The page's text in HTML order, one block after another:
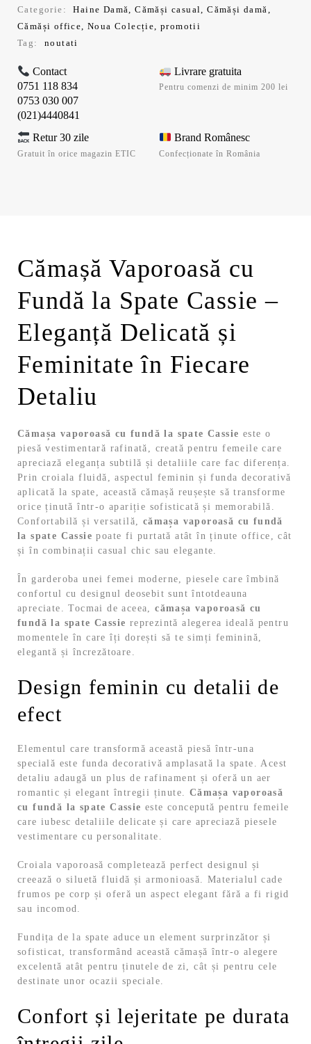
Categorie: Haine Damă,Cămăși casual,Cămăși damă,
Cămăși office,Noua Colecție,promotii
Tag:
noutati
Contact
0751 118 834
0753 030 007
(021)4440841
Livrare gratuita
Pentru comenzi de minim 200 lei
Retur 30 zile
Gratuit în orice magazin ETIC
Brand Românesc
Confecționate în România
Cămașă Vaporoasă cu
Fundă la Spate Cassie –
Eleganță Delicată și
Feminitate în Fiecare
Detaliu
Cămașa vaporoasă cu fundă la spate Cassie este o
piesă vestimentară rafinată, creată pentru femeile care
apreciază eleganța subtilă și detaliile care fac diferența.
Prin croiala fluidă, aspectul feminin și funda decorativă
aplicată la spate, această cămașă reușește să transforme
orice ținută într-o apariție sofisticată și memorabilă.
Confortabilă și versatilă, cămașa vaporoasă cu fundă
la spate Cassie poate fi purtată atât în ținute office, cât
și în combinații casual chic sau elegante.
În garderoba unei femei moderne, piesele care îmbină
confortul cu designul deosebit sunt întotdeauna
apreciate. Tocmai de aceea,cămașa vaporoasă cu
fundă la spate Cassie reprezintă alegerea ideală pentru
momentele în care îți dorești să te simți feminină,
elegantă și încrezătoare.
Design feminin cu detalii de
efect
Elementul care transformă această piesă într-una
specială este funda decorativă amplasată la spate. Acest
detaliu adaugă un plus de rafinament și oferă un aer
romantic și elegant întregii ținute. Cămașa vaporoasă
cu fundă la spate Cassie este concepută pentru femeile
care iubesc detaliile delicate și care apreciază piesele
vestimentare cu personalitate.
Croiala vaporoasă completează perfect designul și
creează o siluetă fluidă și armonioasă. Materialul cade
frumos pe corp și oferă un aspect elegant fără a fi rigid
sau incomod.
Fundița de la spate aduce un element surprinzător și
sofisticat, transformând această cămașă într-o alegere
excelentă atât pentru ținutele de zi, cât și pentru cele
destinate unor ocazii speciale.
Confort și lejeritate pe durata